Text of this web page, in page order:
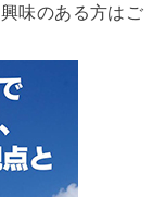
味のある方はご